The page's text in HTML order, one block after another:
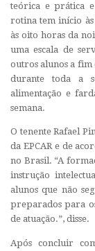
teórica e prática
rotina tem início às
às oito horas da
uma escala de
outros alunos a fim
durante toda a
alimentação e
semana.
O tenente Rafael
da EPCAR e de
no Brasil. “A
instrução
alunos que não
preparados para
de atuação.”, disse.
Após concluir